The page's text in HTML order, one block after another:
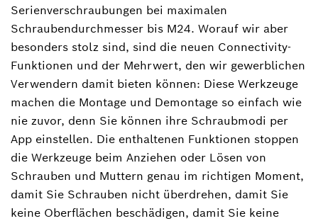
Serienverschraubungen bei maximalen
Schraubendurchmesser bis M24. Worauf wir aber
besonders stolz sind, sind die neuen Connectivity-
Funktionen und der Mehrwert, den wir gewerblichen
Verwendern damit bieten können: Diese Werkzeuge
machen die Montage und Demontage so einfach wie
nie zuvor, denn Sie können ihre Schraubmodi per
App einstellen. Die enthaltenen Funktionen stoppen
die Werkzeuge beim Anziehen oder Lösen von
Schrauben und Muttern genau im richtigen Moment,
damit Sie Schrauben nicht überdrehen, damit Sie
keine Oberflächen beschädigen, damit Sie keine